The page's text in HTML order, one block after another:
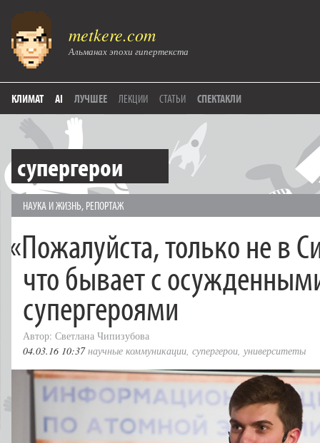
metkere.com
Альманах эпохи гипертекста
КЛИМАТ AI ЛУЧШЕЕ ЛЕКЦИИ СТАТЬИ СПЕКТАКЛИ
супергерои
НАУКА И ЖИЗНЬ, РЕПОРТАЖ
«Пожалуйста, только не в
что бывает с
супергероями
Автор: Светлана Чипизубова
04.03.16 10:37 научные коммуникации, супергерои, университеты